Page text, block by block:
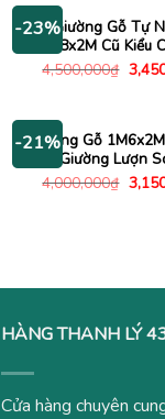
-23%Giường Gỗ Tự
1M8x2M Cũ Kiểu
4,500,000₫ Giá
gốc
-21%
Giường Gỗ
Giường Lượn
4,000,000₫ Giá
gốc
HÀNG THANH LÝ
Cửa hàng chuyên